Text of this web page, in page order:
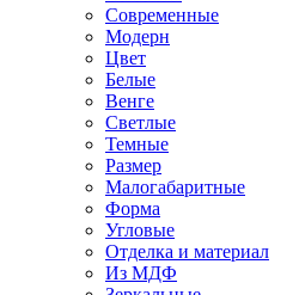
Современные
Модерн
Цвет
Белые
Венге
Светлые
Темные
Размер
Малогабаритные
Форма
Угловые
Отделка и материал
Из МДФ